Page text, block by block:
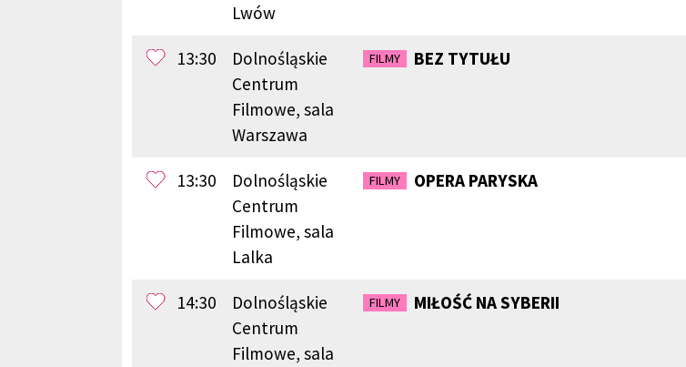
Lwów
13:30
Dolnośląskie
Centrum
Filmowe, sala
Warszawa
FILMY BEZ TYTUŁU
13:30
Dolnośląskie
Centrum
Filmowe, sala
Lalka
FILMY OPERA PARYSKA
14:30
Dolnośląskie
Centrum
Filmowe, sala
FILMY MIŁOŚĆ NA SYBERII